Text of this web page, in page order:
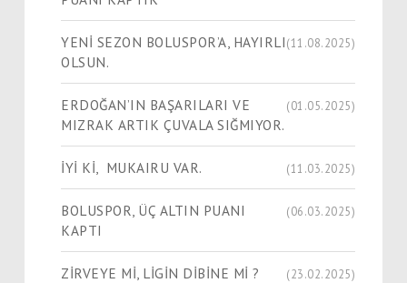
YENİ SEZON BOLUSPOR’A, HAYIRLI
OLSUN.
(11.08.2025)
ERDOĞAN’IN BAŞARILARI VE
MIZRAK ARTIK ÇUVALA SIĞMIYOR.
(01.05.2025)
İYİ Kİ, MUKAIRU VAR. (11.03.2025)
BOLUSPOR, ÜÇ ALTIN PUANI
KAPTI
(06.03.2025)
ZİRVEYE Mİ, LİGİN DİBİNE Mİ ? (23.02.2025)